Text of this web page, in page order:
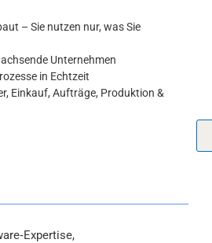
– Sie nutzen nur, was Sie
Unternehmen
in Echtzeit
Einkauf, Aufträge, Produktion &